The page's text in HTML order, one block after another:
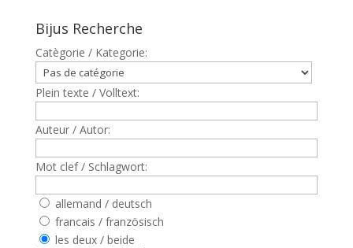
Bijus Recherche
Catègorie / Kategorie:
Plein texte / Volltext:
Auteur / Autor:
Mot clef / Schlagwort:
allemand / deutsch
francais / französisch
les deux / beide